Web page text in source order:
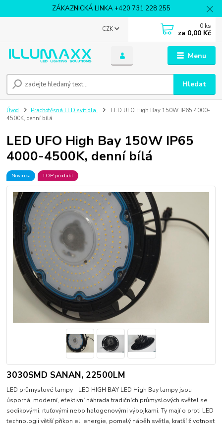
ZÁKAZNICKÁ LINKA +420 731 228 255
Menu
CZK
Hledat
0 ks
za 0,00 Kč
Úvod Prachotěsná LED svítidla
LED UFO High Bay 150W IP65 4000-
4500K, denní bílá
LED UFO High Bay 150W IP65
4000-4500K, denní bílá
Novinka TOP produkt
3030SMD SANAN, 22500LM
LED průmyslové lampy - LED HIGH BAY LED High Bay lampy jsou
úsporná, moderní, efektivní náhrada tradičních průmyslových světel se
sodikovými, rtuťovými nebo halogenovými výbojkami. Ty mají o proti LED
technologii větší příkon el. energie, pomalý náběh světla, kratší životnost